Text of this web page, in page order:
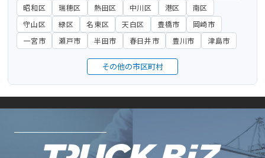
昭和区
瑞穂区 熱田区 中川区 港区
南区
守山区
緑区 名東区 天白区 豊橋市
岡崎市
一宮市
瀬戸市 半田市 春日井市 豊川市 津島市
その他の市区町村